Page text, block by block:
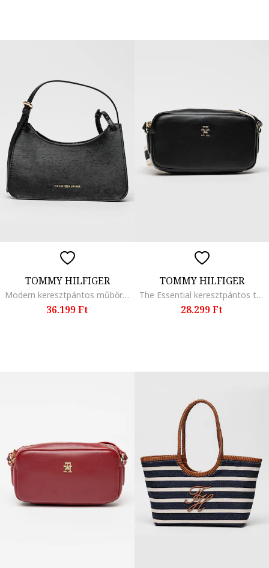
TOMMY HILFIGER
Modern keresztpántos műbőr táska, Fekete
36.199 Ft
TOMMY HILFIGER
The Essential keresztpántos táska, Fehér/Fekete
28.299 Ft